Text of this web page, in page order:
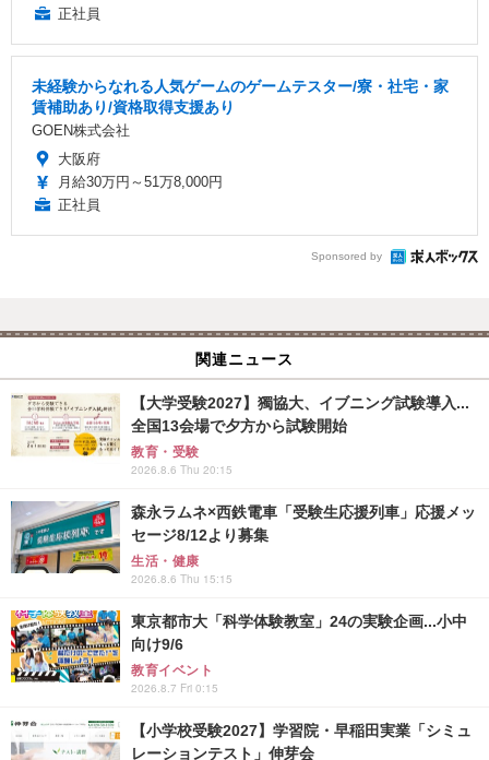
正社員
未経験からなれる人気ゲームのゲームテスター/寮・社宅・家
賃補助あり/資格取得支援あり
GOEN株式会社
大阪府
月給30万円～51万8,000円
正社員
Sponsored by
関連ニュース
【大学受験2027】獨協大、イブニング試験導入...
全国13会場で夕方から試験開始
教育・受験
2026.8.6 Thu 20:15
森永ラムネ×西鉄電車「受験生応援列車」応援メッ
セージ8/12より募集
生活・健康
2026.8.6 Thu 15:15
東京都市大「科学体験教室」24の実験企画...小中
向け9/6
教育イベント
2026.8.7 Fri 0:15
【小学校受験2027】学習院・早稲田実業「シミュ
レーションテスト」伸芽会